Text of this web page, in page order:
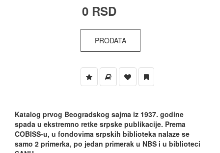
0 RSD
PRODATA
Katalog prvog Beogradskog sajma iz 1937. godine
spada u ekstremno retke srpske publikacije. Prema
COBISS-u, u fondovima srpskih biblioteka nalaze se
samo 2 primerka, po jedan primerak u NBS i u biblioteci